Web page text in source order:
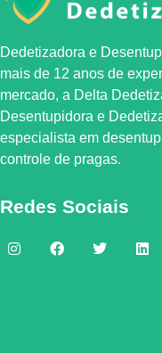
Dedetizadora e
mais de 12 anos de
mercado, a Delta
Desentupidora e
especialista em
controle de pragas.
Redes Sociais